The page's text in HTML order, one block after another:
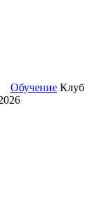
Обучение Клуб